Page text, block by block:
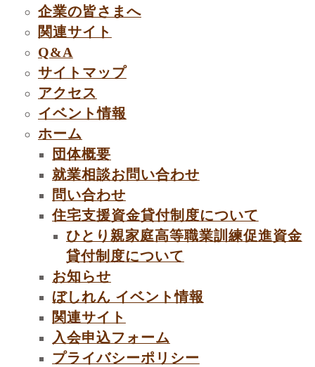
企業の皆さまへ
関連サイト
Q&A
サイトマップ
アクセス
イベント情報
ホーム
団体概要
就業相談お問い合わせ
問い合わせ
住宅支援資金貸付制度について
ひとり親家庭高等職業訓練促進資金
貸付制度について
お知らせ
ぼしれん イベント情報
関連サイト
入会申込フォーム
プライバシーポリシー